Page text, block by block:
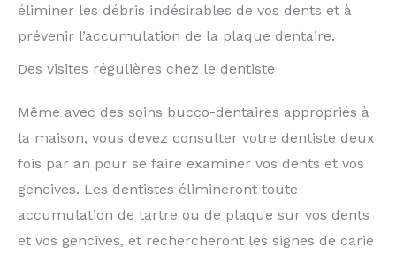
éliminer les débris indésirables de vos dents et à
prévenir l’accumulation de la plaque dentaire.
Des visites régulières chez le dentiste
Même avec des soins bucco-dentaires appropriés à
la maison, vous devez consulter votre dentiste deux
fois par an pour se faire examiner vos dents et vos
gencives. Les dentistes élimineront toute
accumulation de tartre ou de plaque sur vos dents
et vos gencives, et rechercheront les signes de carie